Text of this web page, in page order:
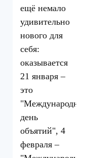
ещё немало
удивительно
нового для
себя:
оказывается
21 января –
это
день
объятий", 4
февраля –